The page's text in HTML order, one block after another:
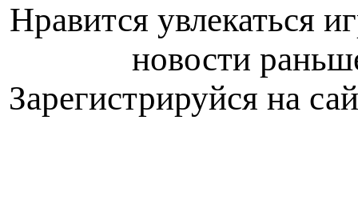
Нравится увлекаться
новости
Зарегистрируйся на